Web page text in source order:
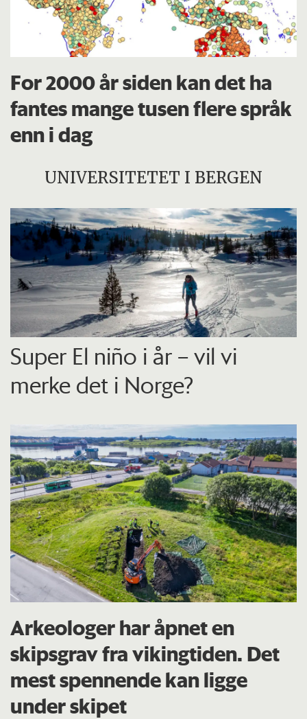
For 2000 år siden kan det ha
fantes mange tusen flere språk
enn i dag
UNIVERSITETET I BERGEN
Super El niño i år – vil vi
merke det i Norge?
Arkeologer har åpnet en
skipsgrav fra vikingtiden. Det
mest spennende kan ligge
under skipet